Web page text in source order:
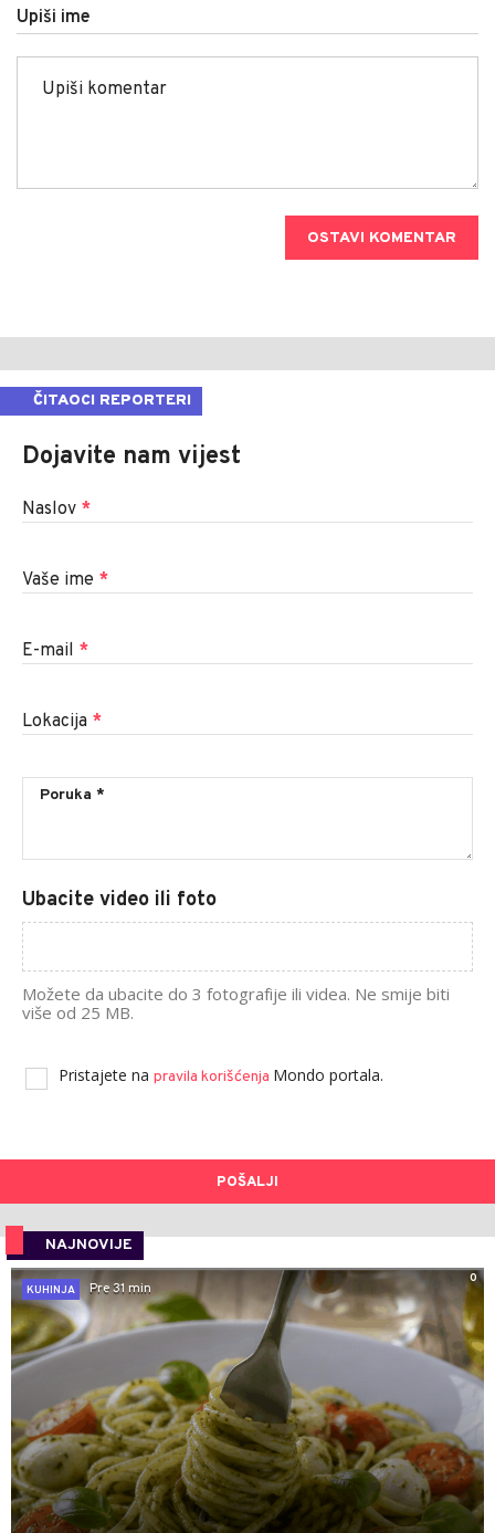
Upiši ime
OSTAVI KOMENTAR
ČITAOCI REPORTERI
Dojavite nam vijest
Naslov *
Vaše ime *
E-mail *
Lokacija *
Ubacite video ili foto
Možete da ubacite do 3 fotografije ili videa. Ne smije biti
više od 25 MB.
Pristajete na pravila korišćenja Mondo portala.
POŠALJI
NAJNOVIJE
0
KUHINJA
Pre 31 min